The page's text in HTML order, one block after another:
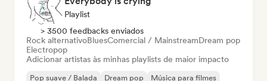
Playlist
> 3500 feedbacks enviados
Rock alternativoBluesComercial / MainstreamDream pop
Electropop
Adicionar artistas às minhas playlists de maior impacto
Pop suave / Balada Dream pop
Música para filmes